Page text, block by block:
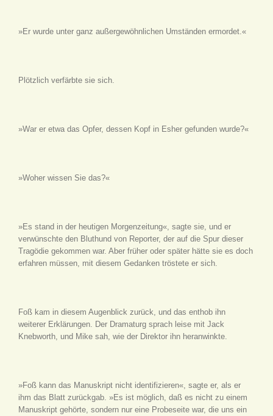
»Er wurde unter ganz außergewöhnlichen Umständen ermordet.«
Plötzlich verfärbte sie sich.
»War er etwa das Opfer, dessen Kopf in Esher gefunden wurde?«
»Woher wissen Sie das?«
»Es stand in der heutigen Morgenzeitung«, sagte sie, und er
verwünschte den Bluthund von Reporter, der auf die Spur dieser
Tragödie gekommen war. Aber früher oder später hätte sie es doch
erfahren müssen, mit diesem Gedanken tröstete er sich.
Foß kam in diesem Augenblick zurück, und das enthob ihn
weiterer Erklärungen. Der Dramaturg sprach leise mit Jack
Knebworth, und Mike sah, wie der Direktor ihn heranwinkte.
»Foß kann das Manuskript nicht identifizieren«, sagte er, als er
ihm das Blatt zurückgab. »Es ist möglich, daß es nicht zu einem
Manuskript gehörte, sondern nur eine Probeseite war, die uns ein